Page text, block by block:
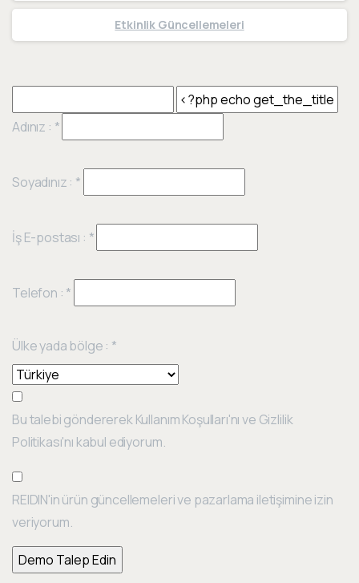
Etkinlik Güncellemeleri
Adınız : *
Soyadınız : *
İş E-postası : *
Telefon : *
Ülke yada bölge : *
Bu talebi göndererek Kullanım Koşulları'nı ve Gizlilik
Politikası'nı kabul ediyorum.
REIDIN'in ürün güncellemeleri ve pazarlama iletişimine izin
veriyorum.